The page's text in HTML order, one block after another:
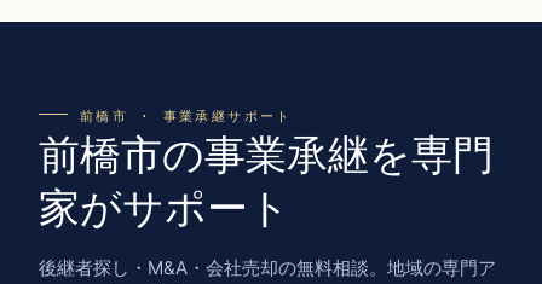
前橋市 · 事業承継サポート
前橋市の事業承継を専門
家がサポート
後継者探し・M&A・会社売却の無料相談。地域の専門ア